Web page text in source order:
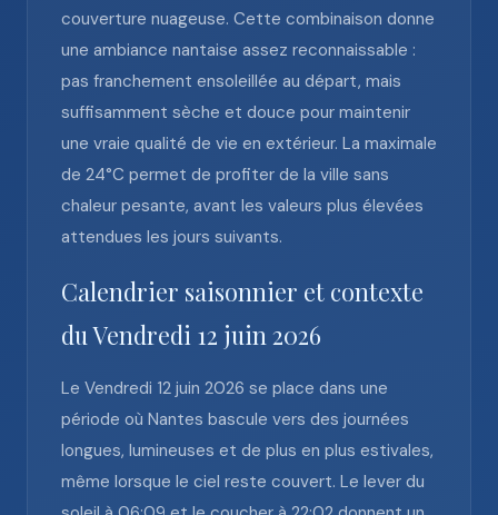
couverture nuageuse. Cette combinaison donne
une ambiance nantaise assez reconnaissable :
pas franchement ensoleillée au départ, mais
suffisamment sèche et douce pour maintenir
une vraie qualité de vie en extérieur. La maximale
de 24°C permet de profiter de la ville sans
chaleur pesante, avant les valeurs plus élevées
attendues les jours suivants.
Calendrier saisonnier et contexte
du Vendredi 12 juin 2026
Le Vendredi 12 juin 2026 se place dans une
période où Nantes bascule vers des journées
longues, lumineuses et de plus en plus estivales,
même lorsque le ciel reste couvert. Le lever du